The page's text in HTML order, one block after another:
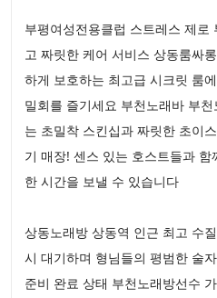
부평여성전용클럽 스트레스 제
고 짜릿한 케어 서비스 상동룸싸
하게 보호하는 최고급 시크릿 룸
밀회를 즐기세요 부천노래바 부
는 초밀착 스킨십과 짜릿한 초이
기 매장! 센스 있는 호스트들과
한 시간을 보낼 수 있습니다
상동노래방 상동역 인근 최고 수
시 대기하며 형님들의 평범한 술
준비 완료 상태 부천노래방선수